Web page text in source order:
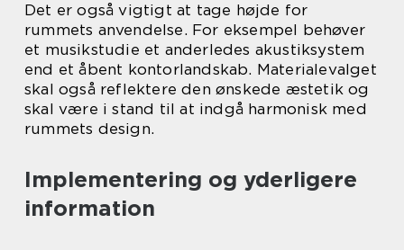
Det er også vigtigt at tage højde for
rummets anvendelse. For eksempel behøver
et musikstudie et anderledes akustiksystem
end et åbent kontorlandskab. Materialevalget
skal også reflektere den ønskede æstetik og
skal være i stand til at indgå harmonisk med
rummets design.
Implementering og yderligere
information